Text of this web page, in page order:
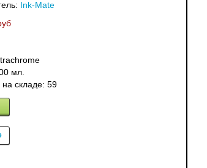
Ink-Mate
мл.
на складе: 59